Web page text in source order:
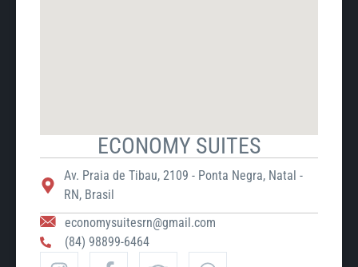
ECONOMY SUITES
Av. Praia de Tibau, 2109 - Ponta Negra, Natal -
RN, Brasil
economysuitesrn@gmail.com
(84) 98899-6464